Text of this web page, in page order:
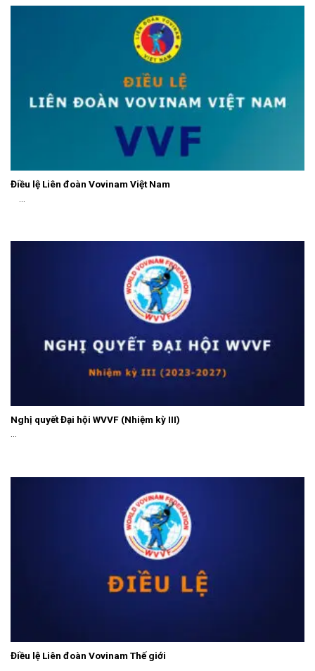
Điều lệ Liên đoàn Vovinam Việt Nam
...
Nghị quyết Đại hội WVVF (Nhiệm kỳ III)
...
Điều lệ Liên đoàn Vovinam Thế giới